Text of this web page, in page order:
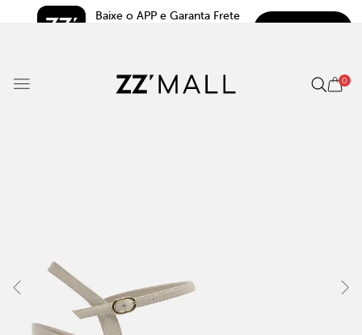
Baixe o APP e Garanta Frete
0